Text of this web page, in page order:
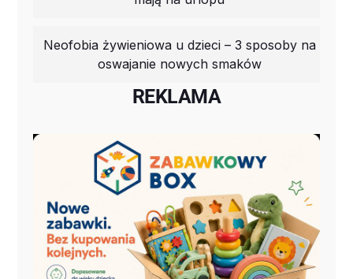
Neofobia żywieniowa u dzieci – 3 sposoby na
oswajanie nowych smaków
REKLAMA